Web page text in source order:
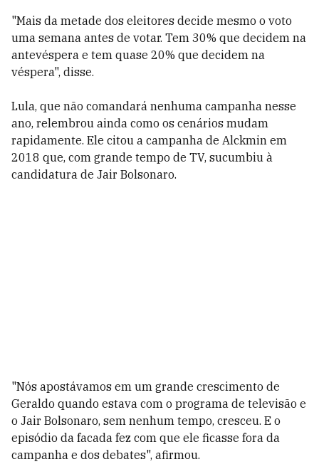
"Mais da metade dos eleitores decide mesmo o voto
uma semana antes de votar. Tem 30% que decidem na
antevéspera e tem quase 20% que decidem na
véspera", disse.
Lula, que não comandará nenhuma campanha nesse
ano, relembrou ainda como os cenários mudam
rapidamente. Ele citou a campanha de Alckmin em
2018 que, com grande tempo de TV, sucumbiu à
candidatura de Jair Bolsonaro.
"Nós apostávamos em um grande crescimento de
Geraldo quando estava com o programa de televisão e
o Jair Bolsonaro, sem nenhum tempo, cresceu. E o
episódio da facada fez com que ele ficasse fora da
campanha e dos debates", afirmou.